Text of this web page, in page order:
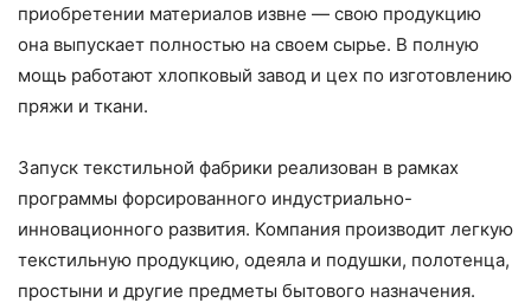
приобретении материалов извне — свою продукцию
она выпускает полностью на своем сырье. В полную
мощь работают хлопковый завод и цех по изготовлению
пряжи и ткани.
Запуск текстильной фабрики реализован в рамках
программы форсированного индустриально-
инновационного развития. Компания производит легкую
текстильную продукцию, одеяла и подушки, полотенца,
простыни и другие предметы бытового назначения.